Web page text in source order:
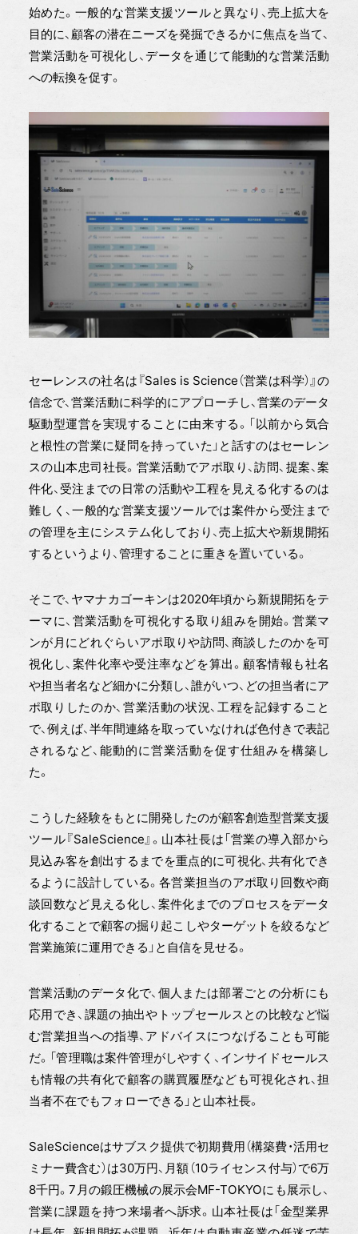
始めた。一般的な営業支援ツールと異なり、売上拡大を
目的に、顧客の潜在ニーズを発掘できるかに焦点を当て、
営業活動を可視化し、データを通じて能動的な営業活動
への転換を促す。
セーレンスの社名は『Sales is Science（営業は科学）』の
信念で、営業活動に科学的にアプローチし、営業のデータ
駆動型運営を実現することに由来する。「以前から気合
と根性の営業に疑問を持っていた」と話すのはセーレン
スの山本忠司社長。営業活動でアポ取り、訪問、提案、案
件化、受注までの日常の活動や工程を見える化するのは
難しく、一般的な営業支援ツールでは案件から受注まで
の管理を主にシステム化しており、売上拡大や新規開拓
するというより、管理することに重きを置いている。
そこで、ヤマナカゴーキンは2020年頃から新規開拓をテ
ーマに、営業活動を可視化する取り組みを開始。営業マ
ンが月にどれぐらいアポ取りや訪問、商談したのかを可
視化し、案件化率や受注率などを算出。顧客情報も社名
や担当者名など細かに分類し、誰がいつ、どの担当者にア
ポ取りしたのか、営業活動の状況、工程を記録すること
で、例えば、半年間連絡を取っていなければ色付きで表記
されるなど、能動的に営業活動を促す仕組みを構築し
た。
こうした経験をもとに開発したのが顧客創造型営業支援
ツール『SaleScience』。山本社長は「営業の導入部から
見込み客を創出するまでを重点的に可視化、共有化でき
るように設計している。各営業担当のアポ取り回数や商
談回数など見える化し、案件化までのプロセスをデータ
化することで顧客の掘り起こしやターゲットを絞るなど
営業施策に運用できる」と自信を見せる。
営業活動のデータ化で、個人または部署ごとの分析にも
応用でき、課題の抽出やトップセールスとの比較など悩
む営業担当への指導、アドバイスにつなげることも可能
だ。「管理職は案件管理がしやすく、インサイドセールス
も情報の共有化で顧客の購買履歴なども可視化され、担
当者不在でもフォローできる」と山本社長。
SaleScienceはサブスク提供で初期費用（構築費・活用セ
ミナー費含む）は30万円、月額（10ライセンス付与）で6万
8千円。7月の鍛圧機械の展示会MF-TOKYOにも展示し、
営業に課題を持つ来場者へ訴求。山本社長は「金型業界